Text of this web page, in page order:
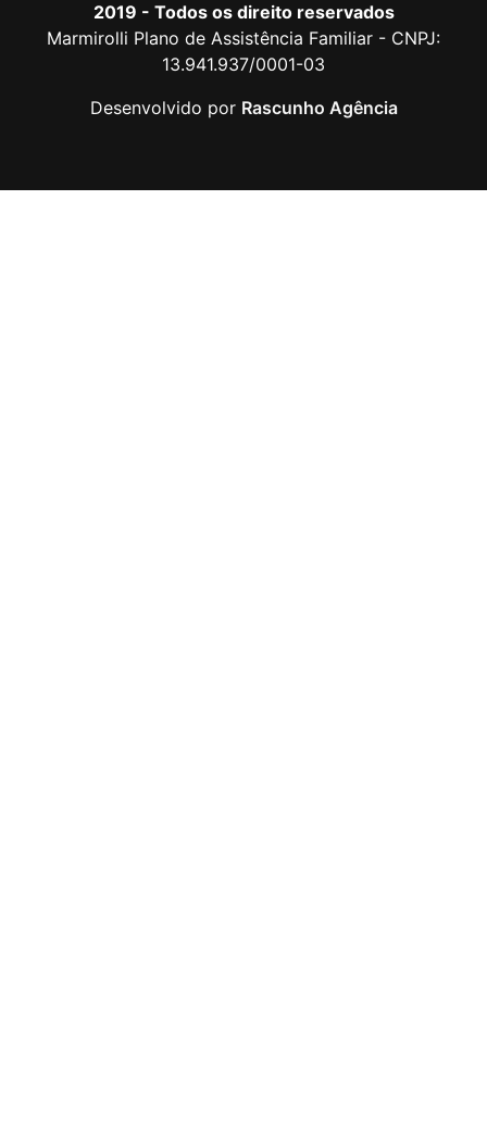
2019 - Todos os direito reservados
Marmirolli Plano de Assistência Familiar - CNPJ:
13.941.937/0001-03
Desenvolvido por Rascunho Agência